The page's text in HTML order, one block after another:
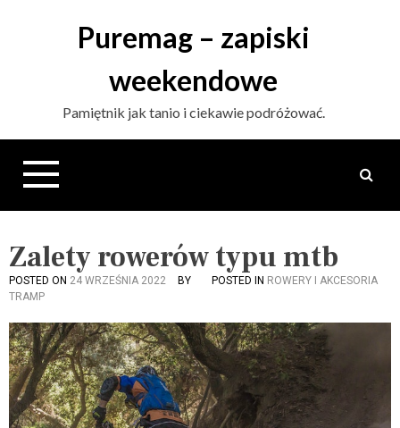
c
Puremag – zapiski
weekendowe
Pamiętnik jak tanio i ciekawie podróżować.
Zalety rowerów typu mtb
POSTED ON 24 WRZEŚNIA 2022
BY
TRAMP
POSTED IN ROWERY I AKCESORIA